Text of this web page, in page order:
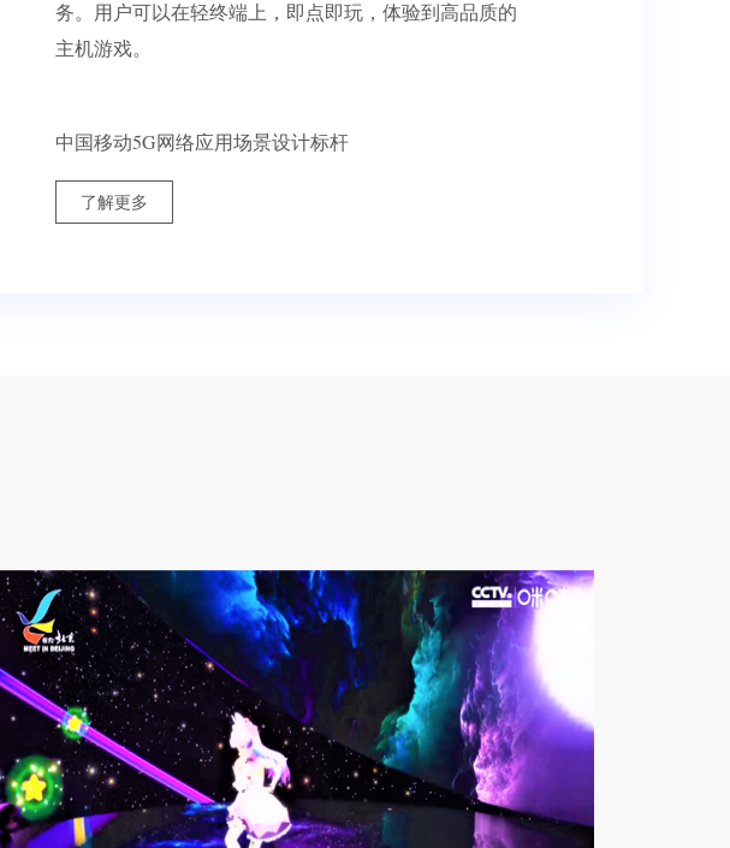
务。用户可以在轻终端上，即点即玩，体验到高品质的
主机游戏。
中国移动5G网络应用场景设计标杆
了解更多
了解更多
了解更多
了解更多